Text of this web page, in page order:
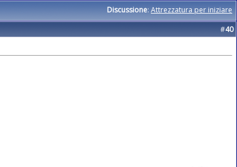
Discussione: Attrezzatura per iniziare
#40